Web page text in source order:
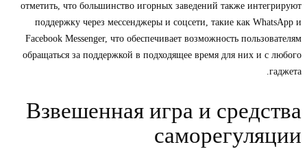
отметить, что большинство игорных заведений также интегрируют
поддержку через мессенджеры и соцсети, такие как WhatsApp и
Facebook Messenger, что обеспечивает возможность пользователям
обращаться за поддержкой в подходящее время для них и с любого
гаджета.
Взвешенная игра и средства
саморегуляции